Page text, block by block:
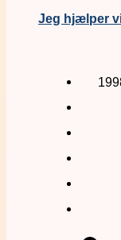
Jeg hjælper